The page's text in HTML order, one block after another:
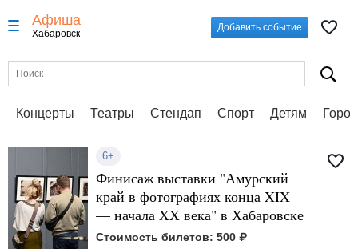
Афиша
Хабаровск
Добавить событие
Концерты Театры Стендап Спорт Детям
6+
Финисаж выставки "Амурский
край в фотографиях конца XIX
— начала XX века" в Хабаровске
Стоимость билетов: 500 ₽